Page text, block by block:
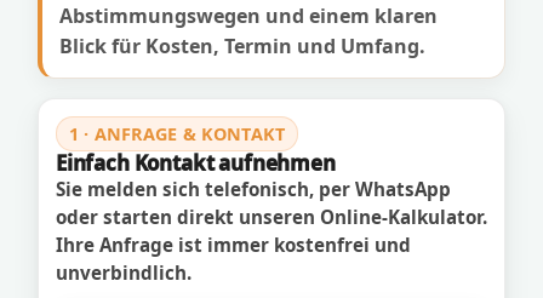
Abstimmungswegen und einem klaren
Blick für Kosten, Termin und Umfang.
1 · ANFRAGE & KONTAKT
Einfach Kontakt aufnehmen
Sie melden sich telefonisch, per WhatsApp
oder starten direkt unseren Online-Kalkulator.
Ihre Anfrage ist immer kostenfrei und
unverbindlich.